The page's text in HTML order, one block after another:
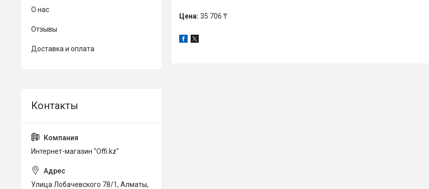
Цена: 35 706 ₸
О нас
Отзывы
Доставка и оплата
Интернет-магазин "Offi.kz"
Улица Лобачевского 78/1, Алматы,